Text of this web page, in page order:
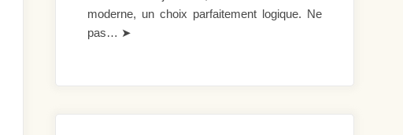
moderne, un choix parfaitement logique. Ne
pas… ➤